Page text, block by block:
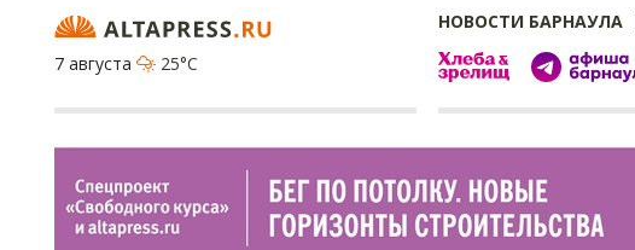
НОВОСТИ БАРНАУЛА
7 августа
25°C